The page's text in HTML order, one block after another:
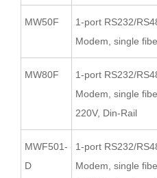
MW50F
1-port RS232/
Modem, single
MW80F
1-port RS232/
Modem, single
220V, Din-Rail
MWF501-
D
1-port RS232/
Modem, single